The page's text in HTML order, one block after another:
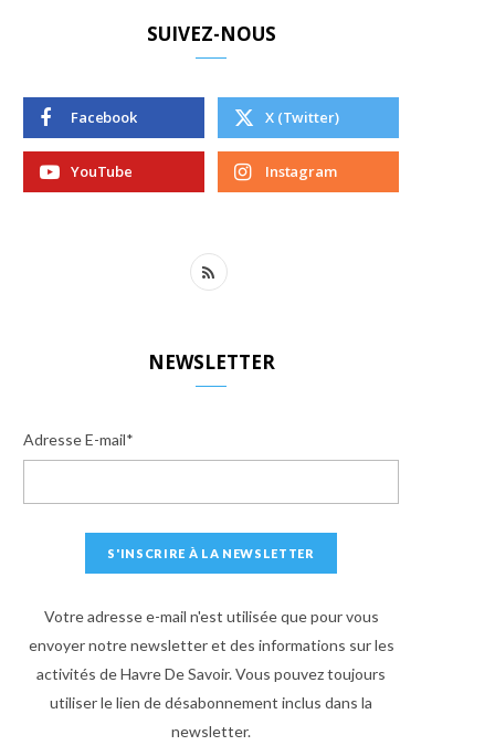
SUIVEZ-NOUS
Facebook X (Twitter)
YouTube Instagram
R
NEWSLETTER
Adresse E-mail*
Votre adresse e-mail n'est utilisée que pour vous
envoyer notre newsletter et des informations sur les
activités de Havre De Savoir. Vous pouvez toujours
utiliser le lien de désabonnement inclus dans la
newsletter.